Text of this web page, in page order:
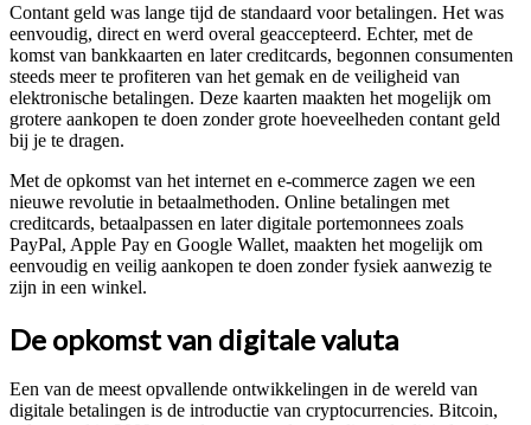
Contant geld was lange tijd de standaard voor betalingen. Het was
eenvoudig, direct en werd overal geaccepteerd. Echter, met de
komst van bankkaarten en later creditcards, begonnen consumenten
steeds meer te profiteren van het gemak en de veiligheid van
elektronische betalingen. Deze kaarten maakten het mogelijk om
grotere aankopen te doen zonder grote hoeveelheden contant geld
bij je te dragen.
Met de opkomst van het internet en e-commerce zagen we een
nieuwe revolutie in betaalmethoden. Online betalingen met
creditcards, betaalpassen en later digitale portemonnees zoals
PayPal, Apple Pay en Google Wallet, maakten het mogelijk om
eenvoudig en veilig aankopen te doen zonder fysiek aanwezig te
zijn in een winkel.
De opkomst van digitale valuta
Een van de meest opvallende ontwikkelingen in de wereld van
digitale betalingen is de introductie van cryptocurrencies. Bitcoin,